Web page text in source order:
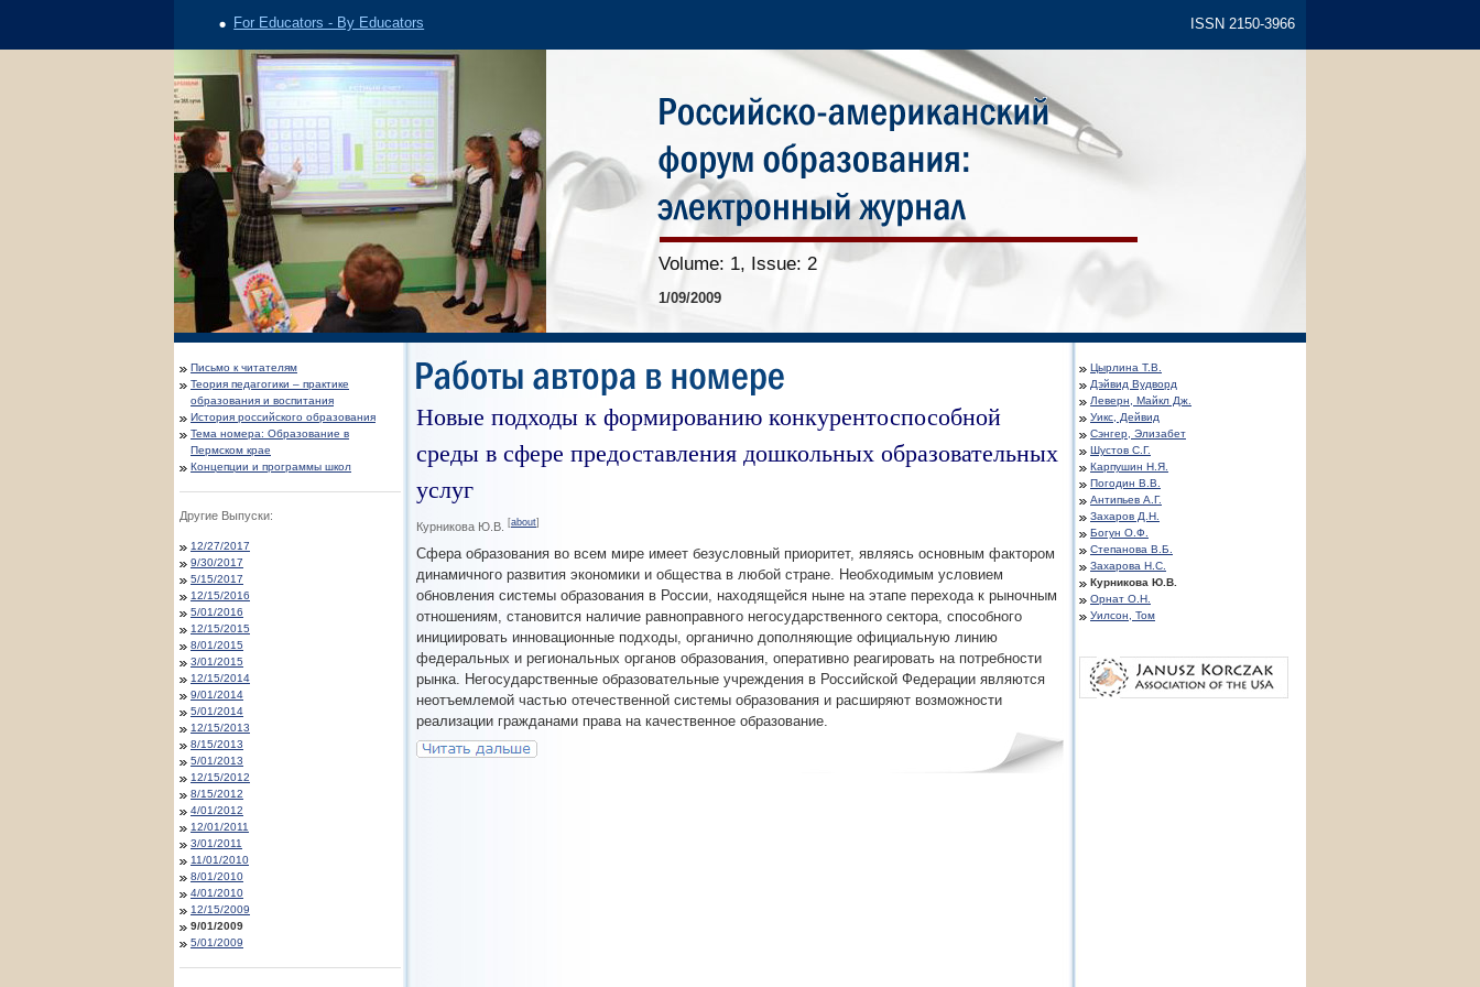
For Educators - By Educators ISSN 2150-3966
Volume: 1, Issue: 2
1/09/2009
Письмо к читателям
Теория педагогики – практике
образования и воспитания
История российского образования
Тема номера: Образование в
Пермском крае
Концепции и программы школ
Другие Выпуски:
12/27/2017
9/30/2017
5/15/2017
12/15/2016
5/01/2016
12/15/2015
8/01/2015
3/01/2015
12/15/2014
9/01/2014
5/01/2014
12/15/2013
8/15/2013
5/01/2013
12/15/2012
8/15/2012
4/01/2012
12/01/2011
3/01/2011
11/01/2010
8/01/2010
4/01/2010
12/15/2009
9/01/2009
5/01/2009
Новые подходы к формированию конкурентоспособной
среды в сфере предоставления дошкольных образовательных
услуг
Курникова Ю.В. [about]
Сфера образования во всем мире имеет безусловный приоритет, являясь основным фактором
динамичного развития экономики и общества в любой стране. Необходимым условием
обновления системы образования в России, находящейся ныне на этапе перехода к рыночным
отношениям, становится наличие равноправного негосударственного сектора, способного
инициировать инновационные подходы, органично дополняющие официальную линию
федеральных и региональных органов образования, оперативно реагировать на потребности
рынка. Негосударственные образовательные учреждения в Российской Федерации являются
неотъемлемой частью отечественной системы образования и расширяют возможности
реализации гражданами права на качественное образование.
Цырлина Т.В.
Дэйвид Вудворд
Леверн, Майкл Дж.
Уикс, Дейвид
Сэнгер, Элизабет
Шустов С.Г.
Карпушин Н.Я.
Погодин В.В.
Антипьев А.Г.
Захаров Д.Н.
Богун О.Ф.
Степанова В.Б.
Захарова Н.С.
Курникова Ю.В.
Орнат О.Н.
Уилсон, Том